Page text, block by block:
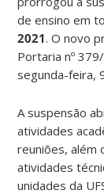
de ensino em
2021. O novo
Portaria nº
segunda-feira,
A suspensão
atividades
reuniões, além
atividades
unidades da